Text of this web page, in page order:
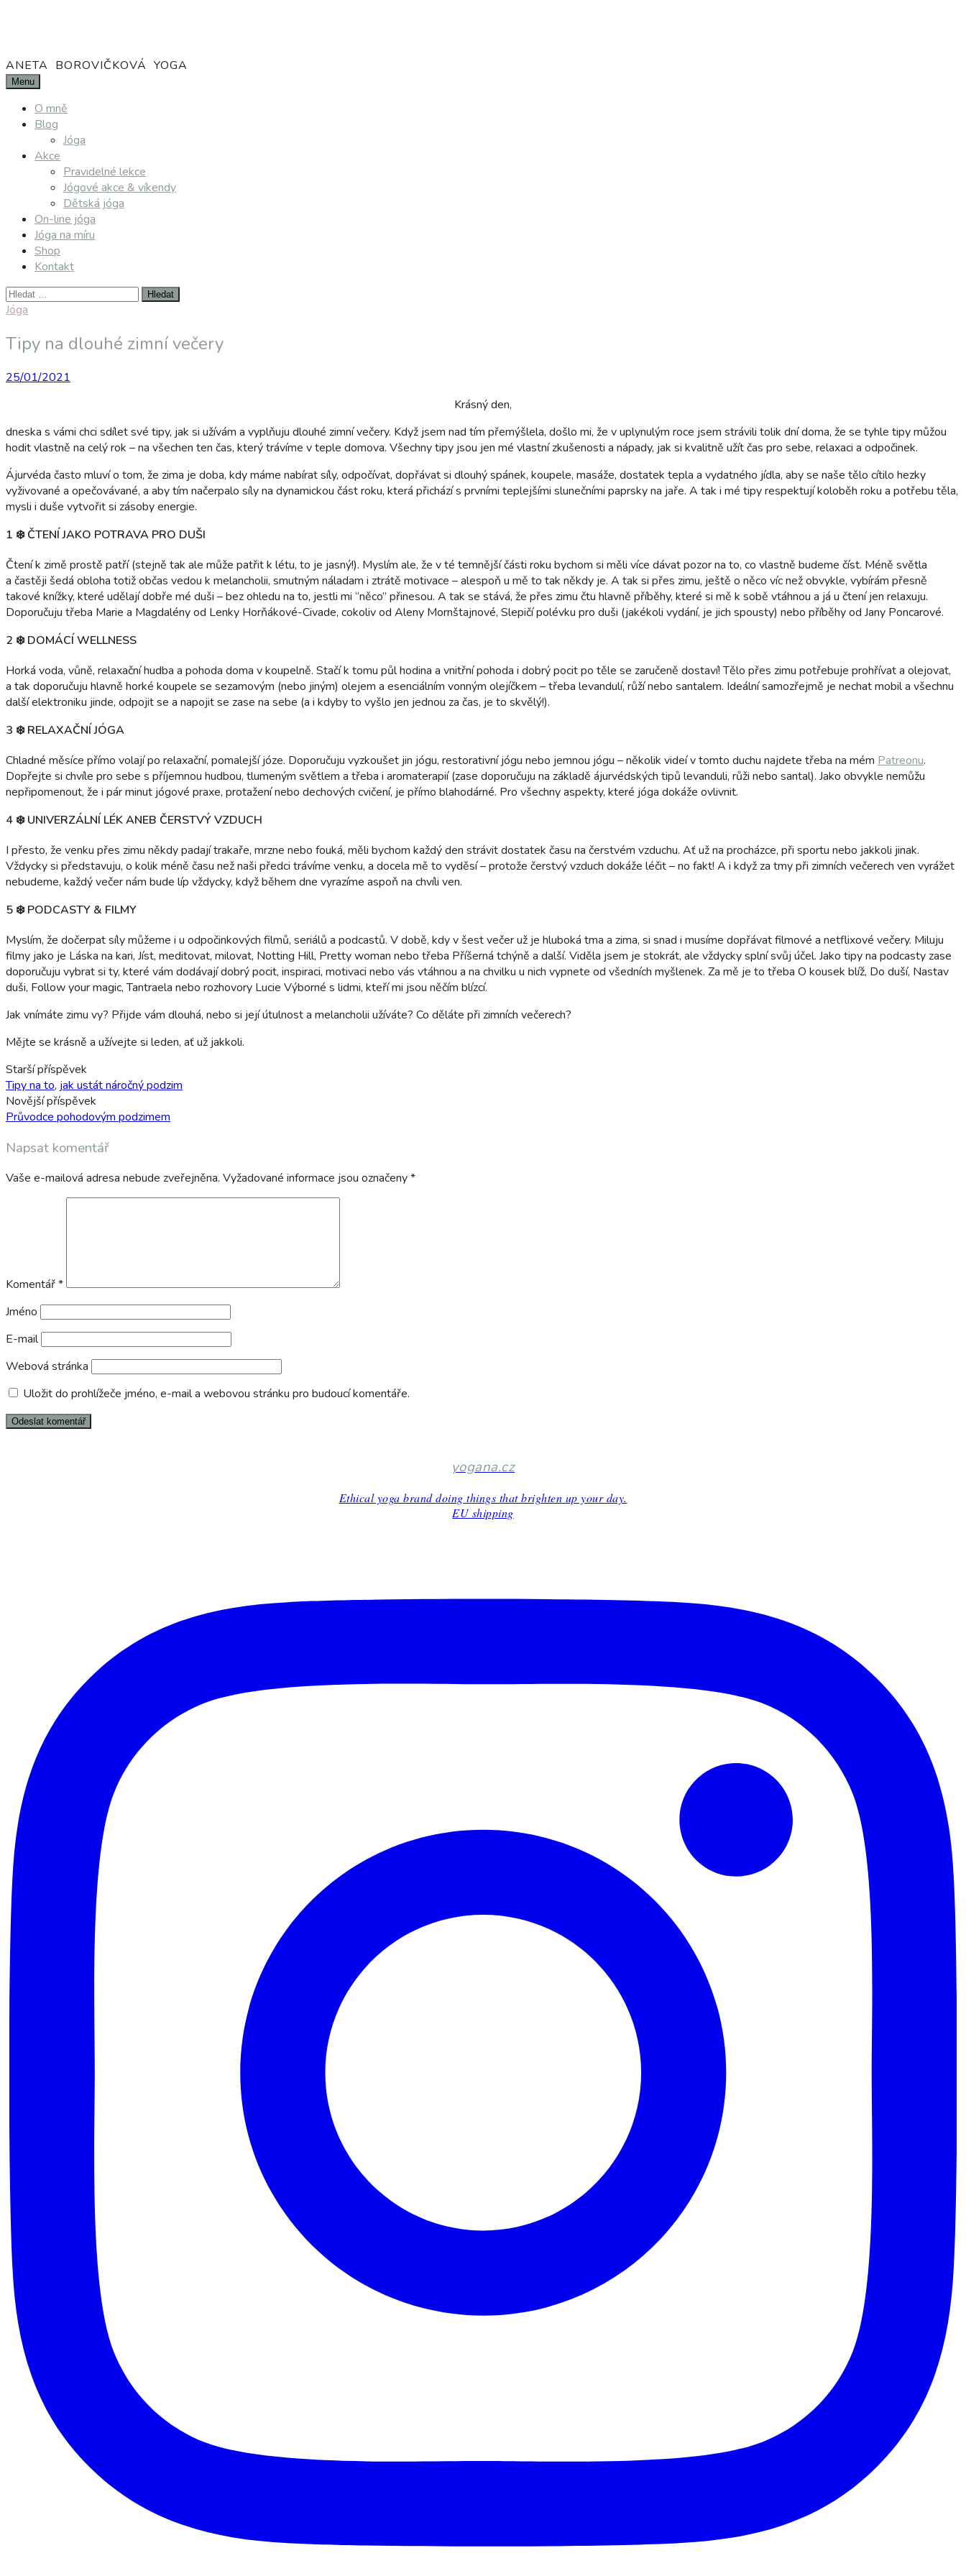
webu
ANETA BOROVIČKOVÁ YOGA
Menu
O mně
Blog
Jóga
Akce
Pravidelné lekce
Jógové akce & víkendy
Dětská jóga
On-line jóga
Jóga na míru
Shop
Kontakt
Vyhledávání
Jóga
Tipy na dlouhé zimní večery
25/01/2021
Krásný den,
dneska s vámi chci sdílet své tipy, jak si užívám a vyplňuju dlouhé zimní večery. Když jsem nad tím přemýšlela, došlo mi, že v uplynulým roce jsem strávili tolik dní doma, že se tyhle tipy můžou
hodit vlastně na celý rok – na všechen ten čas, který trávíme v teple domova. Všechny tipy jsou jen mé vlastní zkušenosti a nápady, jak si kvalitně užít čas pro sebe, relaxaci a odpočinek.
Ájurvéda často mluví o tom, že zima je doba, kdy máme nabírat síly, odpočívat, dopřávat si dlouhý spánek, koupele, masáže, dostatek tepla a vydatného jídla, aby se naše tělo cítilo hezky
vyživované a opečovávané, a aby tím načerpalo síly na dynamickou část roku, která přichází s prvními teplejšími slunečními paprsky na jaře. A tak i mé tipy respektují koloběh roku a potřebu těla,
mysli i duše vytvořit si zásoby energie.
1 ❄️ ČTENÍ JAKO POTRAVA PRO DUŠI
Čtení k zimě prostě patří (stejně tak ale může patřit k létu, to je jasný!). Myslím ale, že v té temnější části roku bychom si měli více dávat pozor na to, co vlastně budeme číst. Méně světla
a častěji šedá obloha totiž občas vedou k melancholii, smutným náladam i ztrátě motivace – alespoň u mě to tak někdy je. A tak si přes zimu, ještě o něco víc než obvykle, vybírám přesně
takové knížky, které udělají dobře mé duši – bez ohledu na to, jestli mi “něco” přinesou. A tak se stává, že přes zimu čtu hlavně příběhy, které si mě k sobě vtáhnou a já u čtení jen relaxuju.
Doporučuju třeba Marie a Magdalény od Lenky Horňákové-Civade, cokoliv od Aleny Mornštajnové, Slepičí polévku pro duši (jakékoli vydání, je jich spousty) nebo příběhy od Jany Poncarové.
2 ❄️ DOMÁCÍ WELLNESS
Horká voda, vůně, relaxační hudba a pohoda doma v koupelně. Stačí k tomu půl hodina a vnitřní pohoda i dobrý pocit po těle se zaručeně dostaví! Tělo přes zimu potřebuje prohřívat a olejovat,
a tak doporučuju hlavně horké koupele se sezamovým (nebo jiným) olejem a esenciálním vonným olejíčkem – třeba levandulí, růží nebo santalem. Ideální samozřejmě je nechat mobil a všechnu
další elektroniku jinde, odpojit se a napojit se zase na sebe (a i kdyby to vyšlo jen jednou za čas, je to skvělý!).
3 ❄️ RELAXAČNÍ JÓGA
Chladné měsíce přímo volají po relaxační, pomalejší józe. Doporučuju vyzkoušet jin jógu, restorativní jógu nebo jemnou jógu – několik videí v tomto duchu najdete třeba na mém Patreonu.
Dopřejte si chvíle pro sebe s příjemnou hudbou, tlumeným světlem a třeba i aromaterapií (zase doporučuju na základě ájurvédských tipů levanduli, růži nebo santal). Jako obvykle nemůžu
nepřipomenout, že i pár minut jógové praxe, protažení nebo dechových cvičení, je přímo blahodárné. Pro všechny aspekty, které jóga dokáže ovlivnit.
4 ❄️ UNIVERZÁLNÍ LÉK ANEB ČERSTVÝ VZDUCH
I přesto, že venku přes zimu někdy padají trakaře, mrzne nebo fouká, měli bychom každý den strávit dostatek času na čerstvém vzduchu. Ať už na procházce, při sportu nebo jakkoli jinak.
Vždycky si představuju, o kolik méně času než naši předci trávíme venku, a docela mě to vyděsí – protože čerstvý vzduch dokáže léčit – no fakt! A i když za tmy při zimních večerech ven vyrážet
nebudeme, každý večer nám bude líp vždycky, když během dne vyrazíme aspoň na chvíli ven.
5 ❄️ PODCASTY & FILMY
Myslím, že dočerpat síly můžeme i u odpočinkových filmů, seriálů a podcastů. V době, kdy v šest večer už je hluboká tma a zima, si snad i musíme dopřávat filmové a netflixové večery. Miluju
filmy jako je Láska na kari, Jíst, meditovat, milovat, Notting Hill, Pretty woman nebo třeba Příšerná tchýně a další. Viděla jsem je stokrát, ale vždycky splní svůj účel. Jako tipy na podcasty zase
doporučuju vybrat si ty, které vám dodávají dobrý pocit, inspiraci, motivaci nebo vás vtáhnou a na chvilku u nich vypnete od všedních myšlenek. Za mě je to třeba O kousek blíž, Do duší, Nastav
duši, Follow your magic, Tantraela nebo rozhovory Lucie Výborné s lidmi, kteří mi jsou něčím blízcí.
Jak vnímáte zimu vy? Přijde vám dlouhá, nebo si její útulnost a melancholii užíváte? Co děláte při zimních večerech?
Mějte se krásně a užívejte si leden, ať už jakkoli.
Navigace
příspěvku
Starší příspěvek
Tipy na to, jak ustát náročný podzim
Novější příspěvek
Průvodce pohodovým podzimem
Napsat komentář
Vaše e-mailová adresa nebude zveřejněna. Vyžadované informace jsou označeny*
Komentář*
Jméno
E-mail
Webová stránka
Uložit do prohlížeče jméno, e-mail a webovou stránku pro budoucí komentáře.
yogana.cz
Ethical yoga brand doing things that brighten up your day.
EU shipping